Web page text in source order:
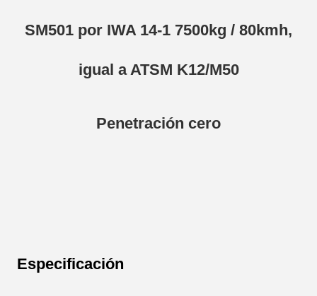
SM501 por IWA 14-1 7500kg / 80kmh,
igual a ATSM K12/M50
Penetración cero
Especificación